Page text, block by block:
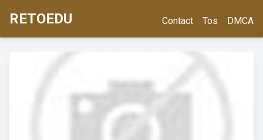
RETOEDU Contact Tos DMCA